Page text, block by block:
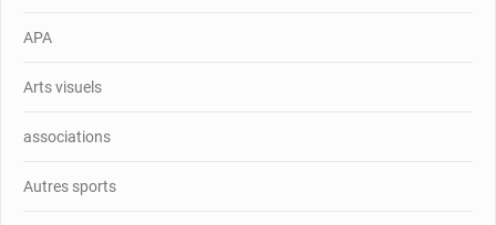
APA
Arts visuels
associations
Autres sports